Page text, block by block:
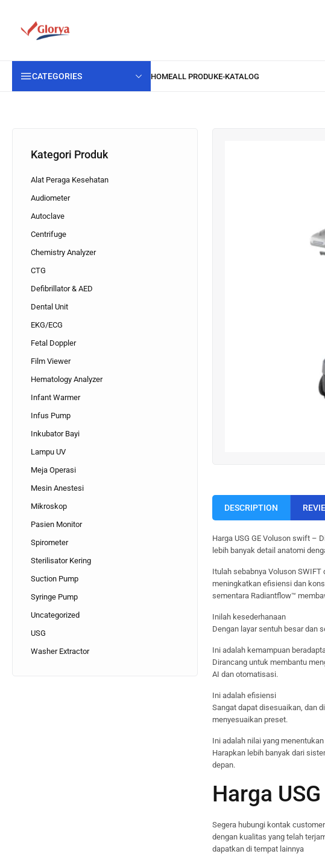
CATEGORIES
DESCRIPTION
Harga USG GE Voluson swift –
lebih banyak detail anatomi
Itulah sebabnya Voluson
meningkatkan efisiensi dan
sementara Radiantflow™
Inilah kesederhanaan
Dengan layar sentuh besar dan
Ini adalah kemampuan
Dirancang untuk membantu
AI dan otomatisasi.
Ini adalah efisiensi
Sangat dapat disesuaikan, dan
menyesuaikan preset.
Ini adalah nilai yang menentukan
Harapkan lebih banyak dari
depan.
Harga
Segera hubungi kontak
dengan kualitas yang telah
dapatkan di tempat lainnya
Kategori Produk
Alat Peraga Kesehatan
Audiometer
Autoclave
Centrifuge
Chemistry Analyzer
CTG
Defibrillator & AED
Dental Unit
EKG/ECG
Fetal Doppler
Film Viewer
Hematology Analyzer
Infant Warmer
Infus Pump
Inkubator Bayi
Lampu UV
Meja Operasi
Mesin Anestesi
Mikroskop
Pasien Monitor
Spirometer
Sterilisator Kering
Suction Pump
Syringe Pump
Uncategorized
USG
Washer Extractor